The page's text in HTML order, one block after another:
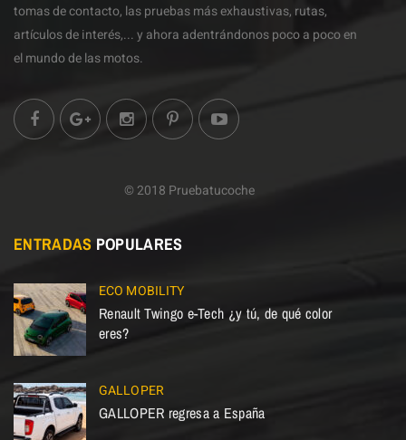
tomas de contacto, las pruebas más exhaustivas, rutas,
artículos de interés,... y ahora adentrándonos poco a poco en
el mundo de las motos.
© 2018 Pruebatucoche
ENTRADAS POPULARES
ECO MOBILITY
Renault Twingo e-Tech ¿y tú, de qué color
eres?
GALLOPER
GALLOPER regresa a España